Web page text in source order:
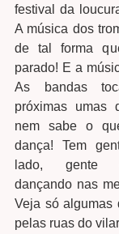
festival da
A música dos
de tal forma
parado! E a
As bandas
próximas umas
nem sabe o
dança! Tem
lado, gente
dançando nas
Veja só algumas
pelas ruas do